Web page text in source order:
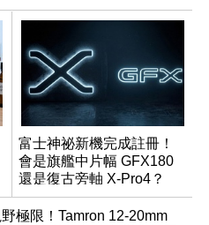
富士神祕新機完成註冊！
會是旗艦中片幅 GFX180
還是復古旁軸 X-Pro4？
極限！Tamron 12-20mm